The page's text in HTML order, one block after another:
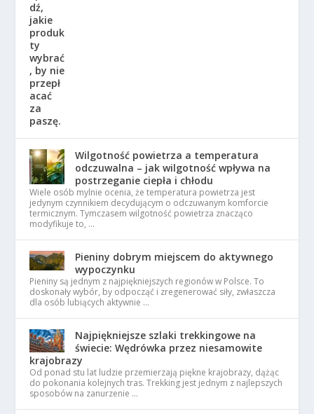
Wilgotność powietrza a temperatura
odczuwalna – jak wilgotność wpływa na
postrzeganie ciepła i chłodu
Wiele osób mylnie ocenia, że temperatura powietrza jest
jedynym czynnikiem decydującym o odczuwanym komforcie
termicznym. Tymczasem wilgotność powietrza znacząco
modyfikuje to, …
Pieniny dobrym miejscem do aktywnego
wypoczynku
Pieniny są jednym z najpiękniejszych regionów w Polsce. To
doskonały wybór, by odpocząć i zregenerować siły, zwłaszcza
dla osób lubiących aktywnie …
Najpiękniejsze szlaki trekkingowe na
świecie: Wędrówka przez niesamowite
krajobrazy
Od ponad stu lat ludzie przemierzają piękne krajobrazy, dążąc
do pokonania kolejnych tras. Trekking jest jednym z najlepszych
sposobów na zanurzenie …